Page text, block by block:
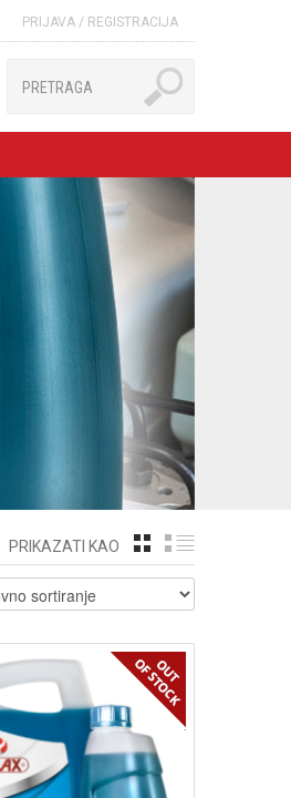
PRIJAVA / REGISTRACIJA
PRIKAZATI KAO GRID